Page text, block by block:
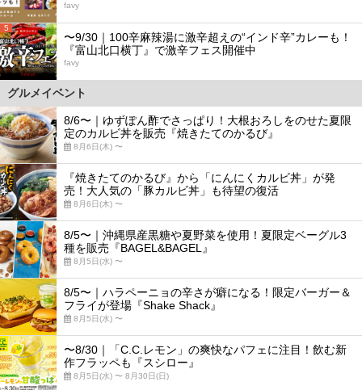
favy
5
〜9/30｜100辛麻辣湯に激辛超えの“インド辛”カレーも！
『富山北口横丁』で激辛フェス開催中
favy
グルメイベント
8/6〜｜ゆずぽん酢でさっぱり！大根おろしをのせた夏限
定のカルビ丼を販売『焼きたてのかるび』
8月6日(木) 〜
『焼きたてのかるび』から「にんにくカルビ丼」が発
売！大人気の「豚カルビ丼」も待望の復活
8月6日(木) 〜
8/5〜｜沖縄県産黒糖や夏野菜を使用！夏限定ベーグル3
種を販売『BAGEL&BAGEL』
8月5日(水) 〜
8/5〜｜ハラペーニョの辛さが癖になる！限定バーガー＆
フライが登場『Shake Shack』
8月5日(水) 〜
〜8/30｜「C.C.レモン」の爽快なパフェに注目！飲む新
作フラッペも『スシロー』
8月5日(水) 〜 8月30日(日)